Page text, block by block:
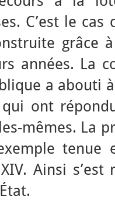
C’est le cas
grâce
années. La
a abouti
qui ont
mêmes. La
tenue
Ainsi